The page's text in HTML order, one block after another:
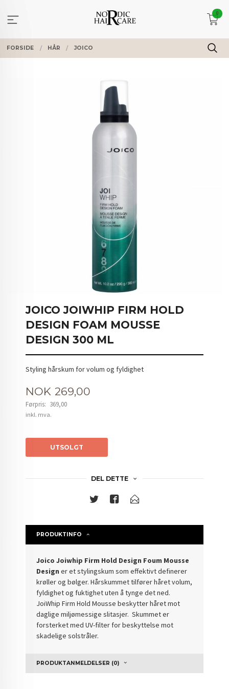
innholdet
0
FORSIDE HÅR JOICO
JOICO JOIWHIP FIRM HOLD
DESIGN FOAM MOUSSE
DESIGN 300 ML
Styling hårskum for volum og fyldighet
Tilbud
NOK 269,00
Førpris: 369,00
Rabatt
inkl. mva.
UTSOLGT
DEL DETTE
PRODUKTINFO
Joico Joiwhip Firm Hold Design Foum Mousse
Design er et stylingskum som effektivt definerer
krøller og bølger. Hårskummet tilfører håret volum,
fyldighet og fuktighet uten å tynge det ned.
JoiWhip Firm Hold Mousse beskytter håret mot
daglige miljømessige slitasjer. Skummet er
forsterket med UV-filter for beskyttelse mot
skadelige solstråler.
PRODUKTANMELDELSER (0)